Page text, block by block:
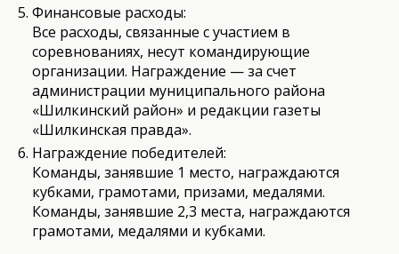
Финансовые расходы:
Все расходы, связанные с участием в
соревнованиях, несут командирующие
организации. Награждение — за счет
администрации муниципального района
«Шилкинский район» и редакции газеты
«Шилкинская правда».
Награждение победителей:
Команды, занявшие 1 место, награждаются
кубками, грамотами, призами, медалями.
Команды, занявшие 2,3 места, награждаются
грамотами, медалями и кубками.